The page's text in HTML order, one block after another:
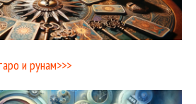
и рунам>>>